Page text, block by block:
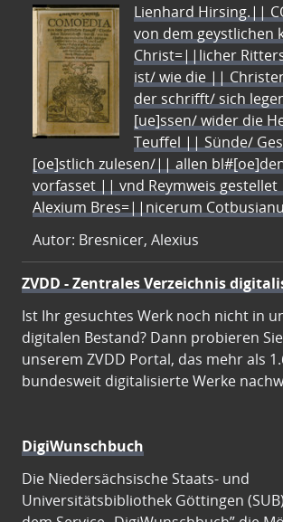
Lienhard Hirsing.||
von dem geystlichen
Christ=||licher
ist/ wie die ||
der schrifft/ sich
[ue]ssen/ wider die
Teuffel || Sünde/
[oe]stlich zulesen/|| allen
vorfasset || vnd Reymweis
Alexium Bres=||nicerum
Autor: Bresnicer, Alexius
ZVDD - Zentrales Verzeichnis
Ist Ihr gesuchtes Werk noch nicht in
digitalen Bestand? Dann probieren
unserem ZVDD Portal, das mehr als
bundesweit digitalisierte Werke
DigiWunschbuch
Die Niedersächsische Staats- und
Universitätsbibliothek Göttingen